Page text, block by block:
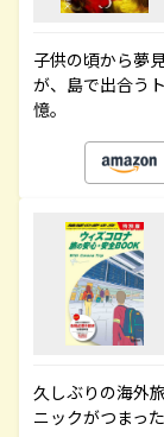
子供の頃から夢
が、島で出合う
憶。
久しぶりの海外
ニックがつまっ